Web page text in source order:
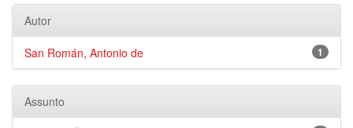
Autor
1
San Román, Antonio de
Assunto